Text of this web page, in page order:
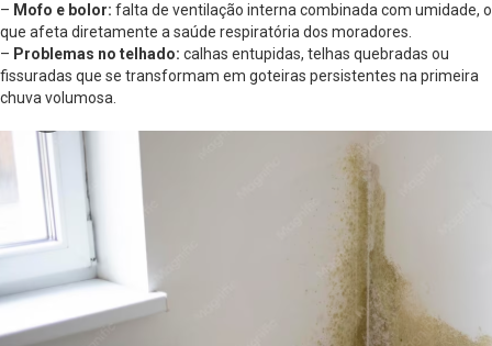
– Mofo e bolor: falta de ventilação interna combinada com umidade, o
que afeta diretamente a saúde respiratória dos moradores.
– Problemas no telhado: calhas entupidas, telhas quebradas ou
fissuradas que se transformam em goteiras persistentes na primeira
chuva volumosa.